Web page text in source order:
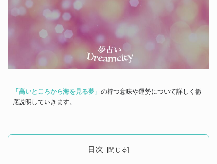
「高いところから海を見る夢」 の持つ意味や運勢について詳しく徹
底説明していきます。
目次